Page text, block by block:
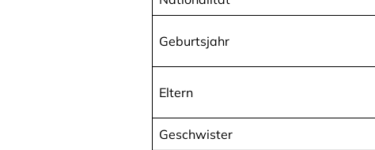
Geburtsjahr
Eltern
Geschwister